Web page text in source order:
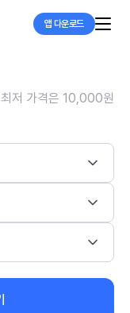
앱 다운로드
저 가격은 10,000원